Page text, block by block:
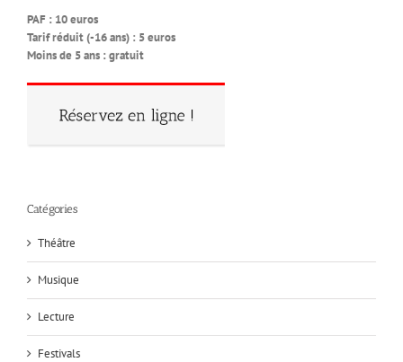
PAF : 10 euros
Tarif réduit (-16 ans) : 5 euros
Moins de 5 ans : gratuit
Catégories
Théâtre
Musique
Lecture
Festivals